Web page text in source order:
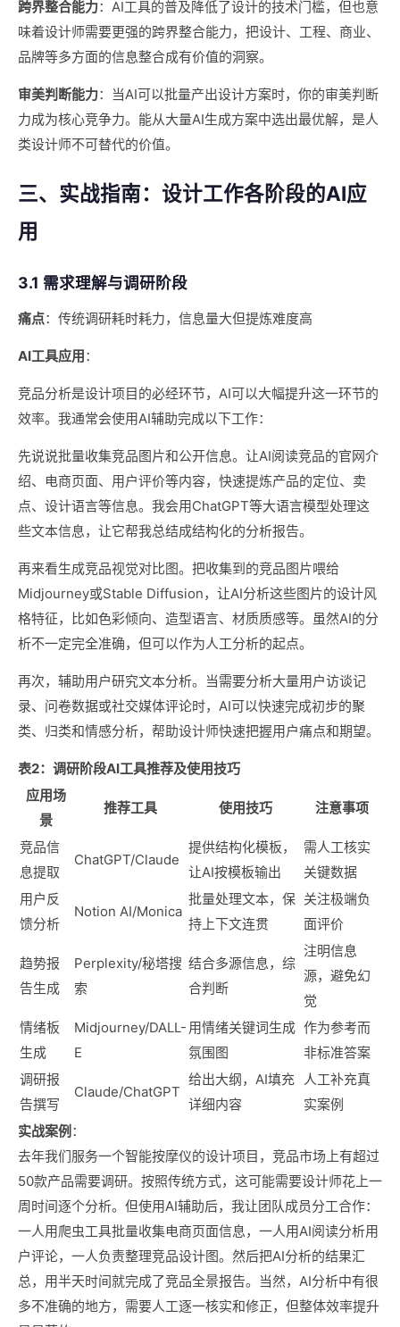
跨界整合能力：AI工具的普及降低了设计的技术门槛，但也意
味着设计师需要更强的跨界整合能力，把设计、工程、商业、
品牌等多方面的信息整合成有价值的洞察。
审美判断能力：当AI可以批量产出设计方案时，你的审美判断
力成为核心竞争力。能从大量AI生成方案中选出最优解，是人
类设计师不可替代的价值。
三、实战指南：设计工作各阶段的AI应
用
3.1 需求理解与调研阶段
痛点：传统调研耗时耗力，信息量大但提炼难度高
AI工具应用：
竞品分析是设计项目的必经环节，AI可以大幅提升这一环节的
效率。我通常会使用AI辅助完成以下工作：
先说说批量收集竞品图片和公开信息。让AI阅读竞品的官网介
绍、电商页面、用户评价等内容，快速提炼产品的定位、卖
点、设计语言等信息。我会用ChatGPT等大语言模型处理这
些文本信息，让它帮我总结成结构化的分析报告。
再来看生成竞品视觉对比图。把收集到的竞品图片喂给
Midjourney或Stable Diffusion，让AI分析这些图片的设计风
格特征，比如色彩倾向、造型语言、材质质感等。虽然AI的分
析不一定完全准确，但可以作为人工分析的起点。
再次，辅助用户研究文本分析。当需要分析大量用户访谈记
录、问卷数据或社交媒体评论时，AI可以快速完成初步的聚
类、归类和情感分析，帮助设计师快速把握用户痛点和期望。
表2：调研阶段AI工具推荐及使用技巧
应用场
景
推荐工具 使用技巧 注意事项
竞品信
息提取
ChatGPT/Claude
提供结构化模板，
让AI按模板输出
需人工核实
关键数据
用户反
馈分析
Notion AI/Monica
批量处理文本，保
持上下文连贯
关注极端负
面评价
趋势报
告生成
Perplexity/秘塔搜
索
结合多源信息，综
合判断
注明信息
源，避免幻
觉
情绪板
生成
Midjourney/DALL-
E
用情绪关键词生成
氛围图
作为参考而
非标准答案
调研报
告撰写
Claude/ChatGPT
给出大纲，AI填充
详细内容
人工补充真
实案例
实战案例 ：
去年我们服务一个智能按摩仪的设计项目，竞品市场上有超过
50款产品需要调研。按照传统方式，这可能需要设计师花上一
周时间逐个分析。但使用AI辅助后，我让团队成员分工合作：
一人用爬虫工具批量收集电商页面信息，一人用AI阅读分析用
户评论，一人负责整理竞品设计图。然后把AI分析的结果汇
总，用半天时间就完成了竞品全景报告。当然，AI分析中有很
多不准确的地方，需要人工逐一核实和修正，但整体效率提升